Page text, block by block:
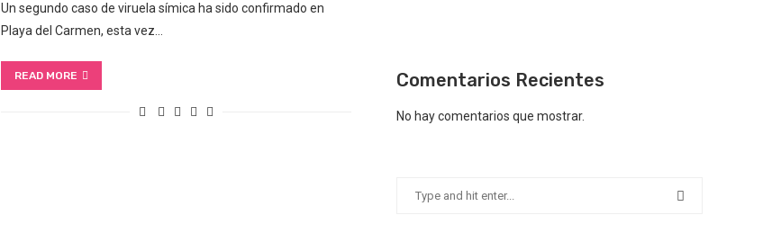
Un segundo caso de viruela símica ha sido confirmado en
Playa del Carmen, esta vez…
READ MORE Comentarios Recientes
No hay comentarios que mostrar.